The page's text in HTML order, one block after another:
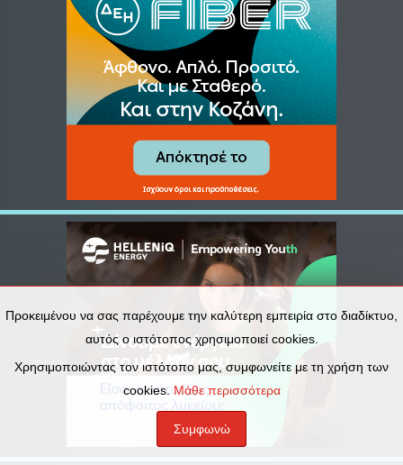
Προκειμένου να σας παρέχουμε την καλύτερη εμπειρία στο διαδίκτυο,
αυτός ο ιστότοπος χρησιμοποιεί cookies.
Χρησιμοποιώντας τον ιστότοπο μας, συμφωνείτε με τη χρήση των
cookies.Μάθε περισσότερα
Συμφωνώ